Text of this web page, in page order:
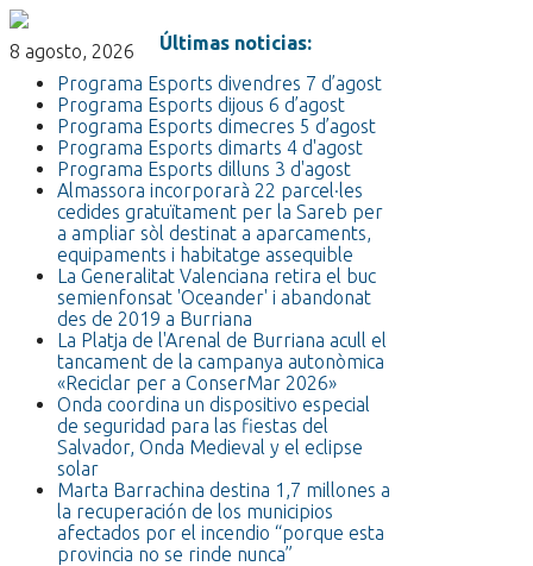
8 agosto, 2026
Últimas noticias:
Programa Esports divendres 7 d’agost
Programa Esports dijous 6 d’agost
Programa Esports dimecres 5 d’agost
Programa Esports dimarts 4 d'agost
Programa Esports dilluns 3 d'agost
Almassora incorporarà 22 parcel·les
cedides gratuïtament per la Sareb per
a ampliar sòl destinat a aparcaments,
equipaments i habitatge assequible
La Generalitat Valenciana retira el buc
semienfonsat 'Oceander' i abandonat
des de 2019 a Burriana
La Platja de l'Arenal de Burriana acull el
tancament de la campanya autonòmica
«Reciclar per a ConserMar 2026»
Onda coordina un dispositivo especial
de seguridad para las fiestas del
Salvador, Onda Medieval y el eclipse
solar
Marta Barrachina destina 1,7 millones a
la recuperación de los municipios
afectados por el incendio “porque esta
provincia no se rinde nunca”